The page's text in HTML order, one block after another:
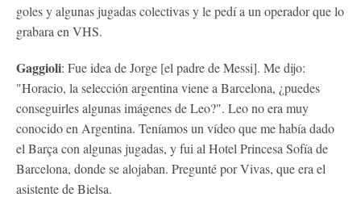
goles y algunas jugadas colectivas y le pedí a un operador que lo
grabara en VHS.
Gaggioli: Fue idea de Jorge [el padre de Messi]. Me dijo:
"Horacio, la selección argentina viene a Barcelona, ​​¿puedes
conseguirles algunas imágenes de Leo?". Leo no era muy
conocido en Argentina. Teníamos un vídeo que me había dado
el Barça con algunas jugadas, y fui al Hotel Princesa Sofía de
Barcelona, ​​donde se alojaban. Pregunté por Vivas, que era el
asistente de Bielsa.